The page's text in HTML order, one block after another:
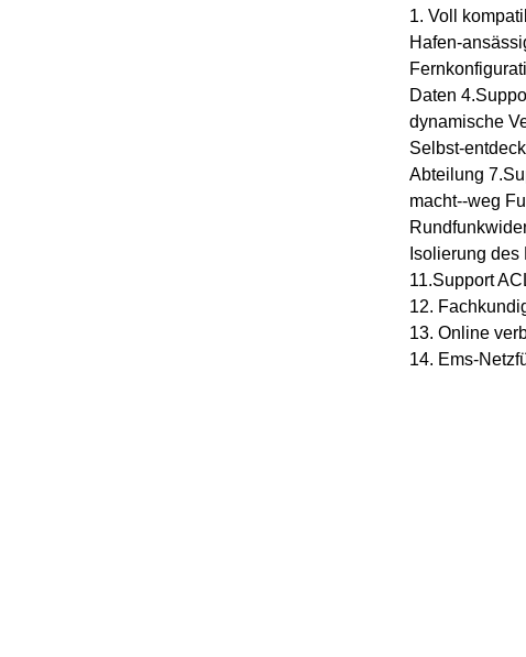
1. Voll
Hafen-
Daten
dynamische
Selbst-
Abteilung
macht--weg
Isolierung
11.Support
12.
13. Online
14. Ems-